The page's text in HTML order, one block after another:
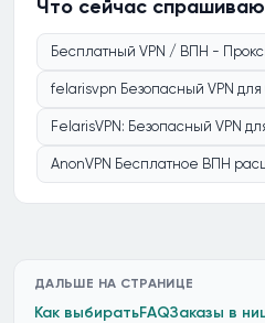
Что сейчас
Бесплатный VPN / ВПН -
felarisvpn Безопасный VPN для
FelarisVPN: Безопасный VPN
AnonVPN Бесплатное ВПН
ДАЛЬШЕ НА СТРАНИЦЕ
Как выбиратьFAQЗаказы в